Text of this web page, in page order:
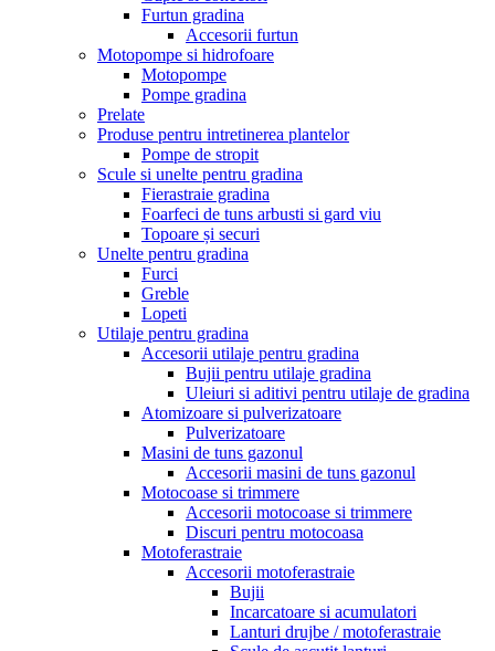
Furtun gradina
Accesorii furtun
Motopompe si hidrofoare
Motopompe
Pompe gradina
Prelate
Produse pentru intretinerea plantelor
Pompe de stropit
Scule si unelte pentru gradina
Fierastraie gradina
Foarfeci de tuns arbusti si gard viu
Topoare și securi
Unelte pentru gradina
Furci
Greble
Lopeti
Utilaje pentru gradina
Accesorii utilaje pentru gradina
Bujii pentru utilaje gradina
Uleiuri si aditivi pentru utilaje de gradina
Atomizoare si pulverizatoare
Pulverizatoare
Masini de tuns gazonul
Accesorii masini de tuns gazonul
Motocoase si trimmere
Accesorii motocoase si trimmere
Discuri pentru motocoasa
Motoferastraie
Accesorii motoferastraie
Bujii
Incarcatoare si acumulatori
Lanturi drujbe / motoferastraie